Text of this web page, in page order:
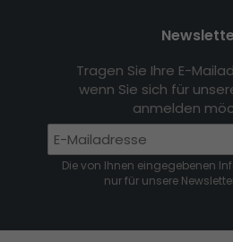
Tragen Sie Ihre E-
wenn Sie sich für
anmelden
Die von Ihnen eingegebenen
nur für unsere